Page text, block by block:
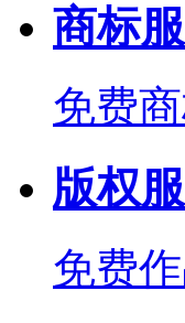
商标
免费
版权
免费